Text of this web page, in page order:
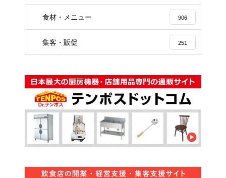
食材・メニュー 906
集客・販促 251